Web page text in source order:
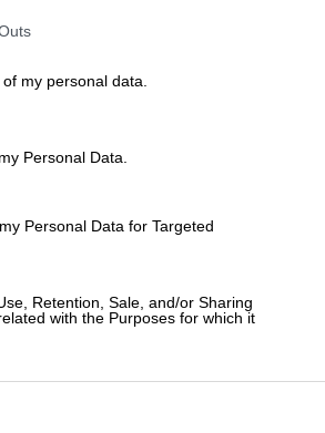
my personal data.
Personal Data.
Personal Data for Targeted
Retention, Sale, and/or Sharing
with the Purposes for which it
μετά την επίτευξη
παράθυρο διπλωματικής
η
με Πούτιν
Ισραηλινός